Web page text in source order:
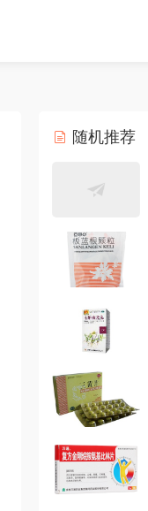
随机推荐